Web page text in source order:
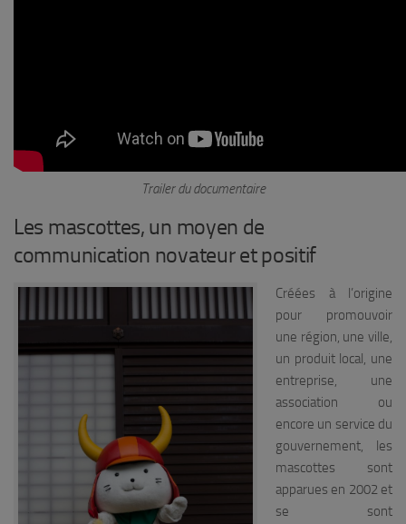
Trailer du documentaire
Les mascottes, un moyen de
communication novateur et positif
Créées à l’origine
pour promouvoir
une région, une ville,
un produit local, une
entreprise, une
association ou
encore un service du
gouvernement, les
mascottes sont
apparues en 2002 et
se sont